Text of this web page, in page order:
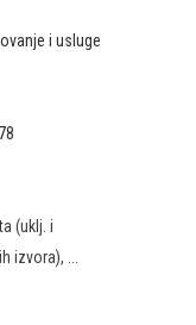
i usluge
(uklj. i
izvora), ...